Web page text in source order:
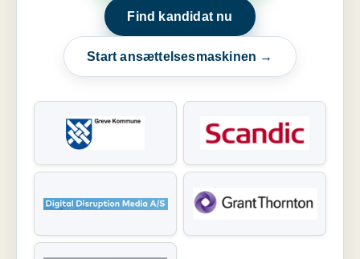
Find kandidat nu
Start ansættelsesmaskinen →